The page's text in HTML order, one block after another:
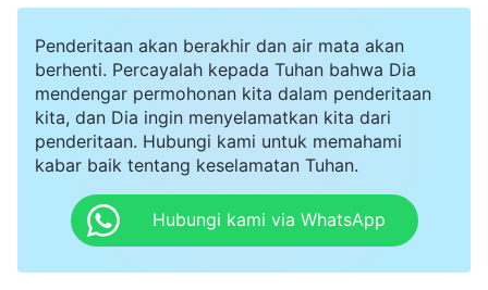
mengejar kebenaran adalah masalahmu sendiri
—Tuhan itu adil terhadap semua orang. Jadi,
ketika engkau disingkapkan dan disingkirkan,
jangan salah paham atau mengeluh tentang
Tuhan. Pembenaran atau alasan apa pun yang
kautemukan untuk tidak mengejar kebenaran,
itu tidak akan ada gunanya. Tuhan telah
menyampaikan begitu banyak firman, tetapi
Penderitaan akan berakhir dan air mata akan
berhenti. Percayalah kepada Tuhan bahwa Dia
mendengar permohonan kita dalam penderitaan
kita, dan Dia ingin menyelamatkan kita dari
penderitaan. Hubungi kami untuk memahami
kabar baik tentang keselamatan Tuhan.
Hubungi kami via WhatsApp